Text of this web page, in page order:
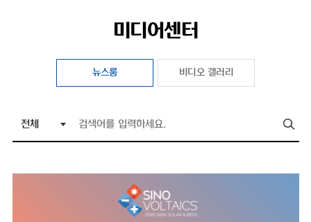
미디어센터
뉴스룸 비디오 갤러리